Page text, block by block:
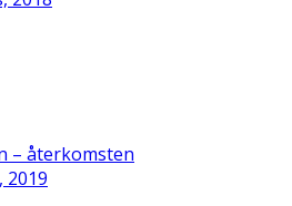
– återkomsten
2019